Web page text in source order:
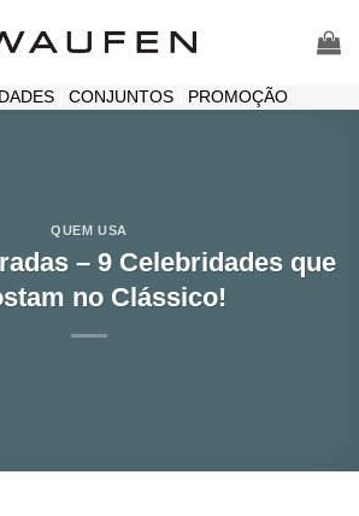
| CONJUNTOS| PROMOÇÃO
QUEM USA
– 9 Celebridades que
no Clássico!